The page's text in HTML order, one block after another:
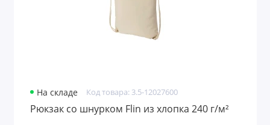
На складе Код товара: 3.5-12027600
Рюкзак со шнурком Flin из хлопка 240 г/м²